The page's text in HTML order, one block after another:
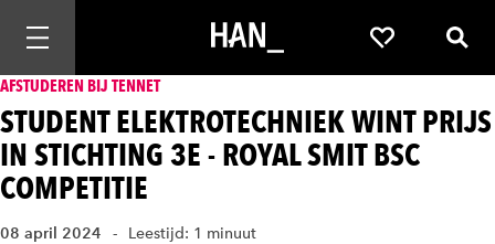
Mobiele navigatie openen Favorieten
AFSTUDEREN BIJ TENNET
STUDENT ELEKTROTECHNIEK WINT PRIJS
IN STICHTING 3E - ROYAL SMIT BSC
COMPETITIE
08 april 2024 Leestijd: 1 minuut